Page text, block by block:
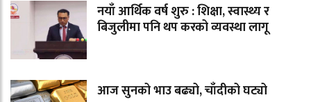
नयाँ आर्थिक वर्ष शुरु : शिक्षा, स्वास्थ्य र
बिजुलीमा पनि थप करको व्यवस्था लागू
आज सुनको भाउ बढ्यो, चाँदीको घट्यो